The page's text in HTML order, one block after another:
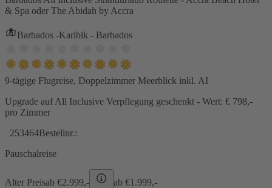
& Spa oder The Abidah by Accra
Barbados -Karibik - Barbados
9-tägige Flugreise, Doppelzimmer Meerblick inkl. AI
Upgrade auf All Inclusive Verpflegung geschenkt - Wert: € 798,-
pro Zimmer
253464Bestellnr.:
Pauschalreise
Alter Preisab €2.999,- ab €1.999,-